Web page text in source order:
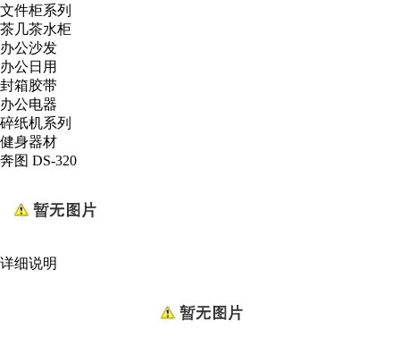
文件柜系列
茶几茶水柜
办公沙发
办公日用
封箱胶带
办公电器
碎纸机系列
健身器材
奔图 DS-320
详细说明